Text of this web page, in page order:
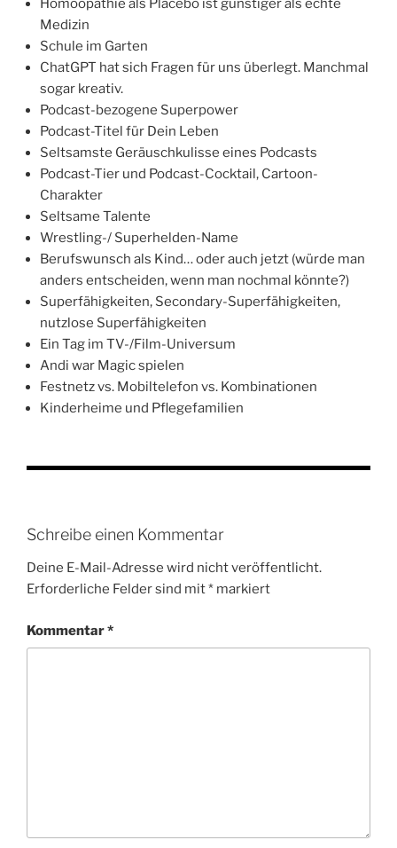
Homöopathie als Placebo ist günstiger als echte
Medizin
Schule im Garten
ChatGPT hat sich Fragen für uns überlegt. Manchmal
sogar kreativ.
Podcast-bezogene Superpower
Podcast-Titel für Dein Leben
Seltsamste Geräuschkulisse eines Podcasts
Podcast-Tier und Podcast-Cocktail, Cartoon-
Charakter
Seltsame Talente
Wrestling-/ Superhelden-Name
Berufswunsch als Kind… oder auch jetzt (würde man
anders entscheiden, wenn man nochmal könnte?)
Superfähigkeiten, Secondary-Superfähigkeiten,
nutzlose Superfähigkeiten
Ein Tag im TV-/Film-Universum
Andi war Magic spielen
Festnetz vs. Mobiltelefon vs. Kombinationen
Kinderheime und Pflegefamilien
Schreibe einen Kommentar
Deine E-Mail-Adresse wird nicht veröffentlicht.
Erforderliche Felder sind mit* markiert
Kommentar*